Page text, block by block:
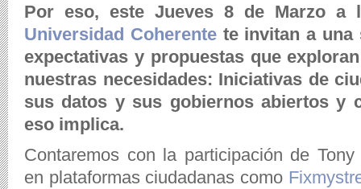
Por eso, este Jueves 8 de Marzo a
Universidad Coherentete invitan a una
expectativas y propuestas que
nuestras necesidades: Iniciativas de
sus datos y sus gobiernos abiertos y
eso implica.
Contaremos con la participación de
en plataformas ciudadanas como